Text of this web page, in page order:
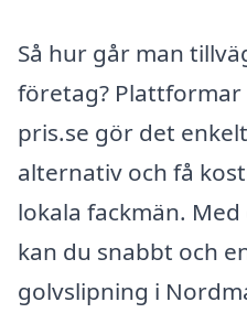
Så hur går man
företag?
pris.se gör det
alternativ och få
lokala fackmän.
kan du snabbt och
golvslipning i